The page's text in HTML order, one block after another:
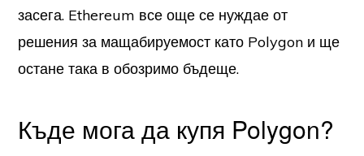
засега. Ethereum все още се нуждае от
решения за мащабируемост като Polygon и ще
остане така в обозримо бъдеще.
Къде мога да купя Polygon?